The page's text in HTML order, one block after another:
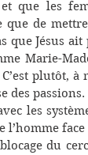
que les
que de
que Jésus
Marie-
plutôt, à
des passions.
les
l’homme
du